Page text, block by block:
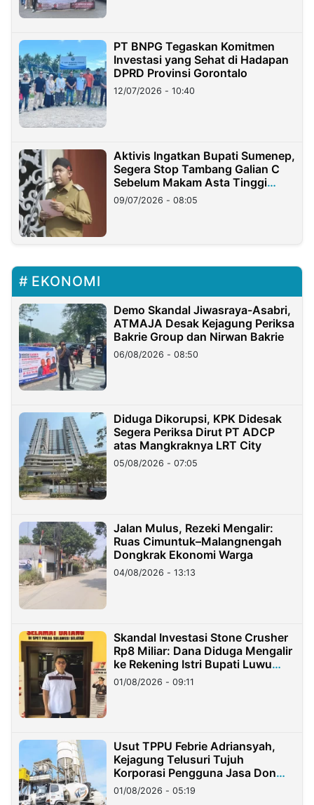
PT BNPG Tegaskan Komitmen
Investasi yang Sehat di Hadapan
DPRD Provinsi Gorontalo
12/07/2026 - 10:40
Aktivis Ingatkan Bupati Sumenep,
Segera Stop Tambang Galian C
Sebelum Makam Asta Tinggi
Longsor
09/07/2026 - 08:05
EKONOMI
Demo Skandal Jiwasraya-Asabri,
ATMAJA Desak Kejagung Periksa
Bakrie Group dan Nirwan Bakrie
06/08/2026 - 08:50
Diduga Dikorupsi, KPK Didesak
Segera Periksa Dirut PT ADCP
atas Mangkraknya LRT City
05/08/2026 - 07:05
Jalan Mulus, Rezeki Mengalir:
Ruas Cimuntuk–Malangnengah
Dongkrak Ekonomi Warga
04/08/2026 - 13:13
Skandal Investasi Stone Crusher
Rp8 Miliar: Dana Diduga Mengalir
ke Rekening Istri Bupati Luwu
Timur
01/08/2026 - 09:11
Usut TPPU Febrie Adriansyah,
Kejagung Telusuri Tujuh
Korporasi Pengguna Jasa Don
Ritto
01/08/2026 - 05:19